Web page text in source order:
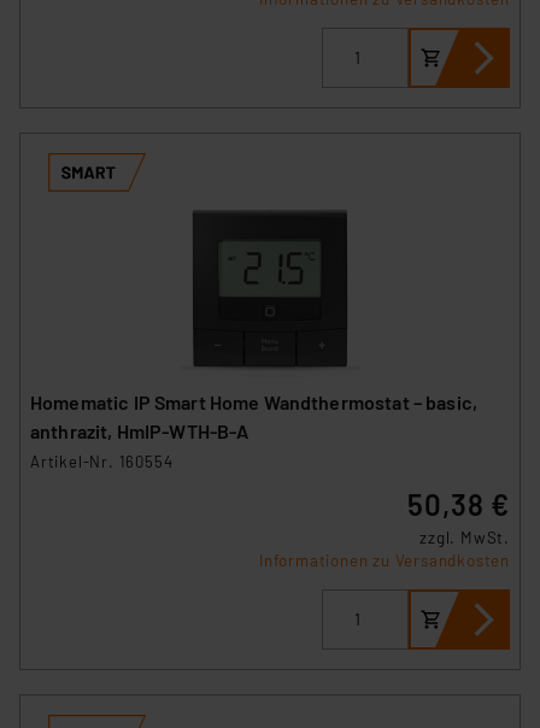
Homematic IP Smart Home Wandthermostat – basic,
anthrazit, HmIP-WTH-B-A
Artikel-Nr. 160554
50,38 €
zzgl. MwSt.
Informationen zu Versandkosten